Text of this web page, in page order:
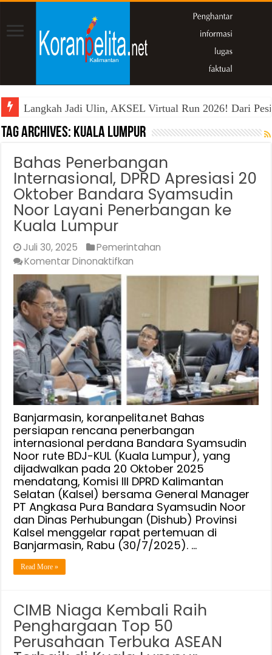
Langkah Jadi Ulin, AKSEL Virtual Run 2026! Dari
Tag Archives: Kuala lumpur
Bahas Penerbangan
Internasional, DPRD Apresiasi 20
Oktober Bandara Syamsudin
Noor Layani Penerbangan ke
Kuala Lumpur
Juli 30, 2025
Pemerintahan
Komentar Dinonaktifkan
Bahas
DPRD
Apresiasi
20
Oktober
Bandara
Syamsudin
Noor
Layani
Penerbangan
ke
Kuala
Lumpur
Banjarmasin, koranpelita.net Bahas
persiapan rencana penerbangan
internasional perdana Bandara Syamsudin
Noor rute BDJ-KUL (Kuala Lumpur), yang
dijadwalkan pada 20 Oktober 2025
mendatang, Komisi III DPRD Kalimantan
Selatan (Kalsel) bersama General Manager
PT Angkasa Pura Bandara Syamsudin Noor
dan Dinas Perhubungan (Dishub) Provinsi
Kalsel menggelar rapat pertemuan di
Banjarmasin, Rabu (30/7/2025). …
Read More »
CIMB Niaga Kembali Raih
Penghargaan Top 50
Perusahaan Terbuka ASEAN